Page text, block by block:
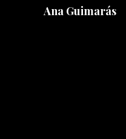
Ana Guimarás